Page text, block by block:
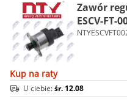
Zawór
ESCV-FT-
Kup na raty
U ciebie:śr. 12.08